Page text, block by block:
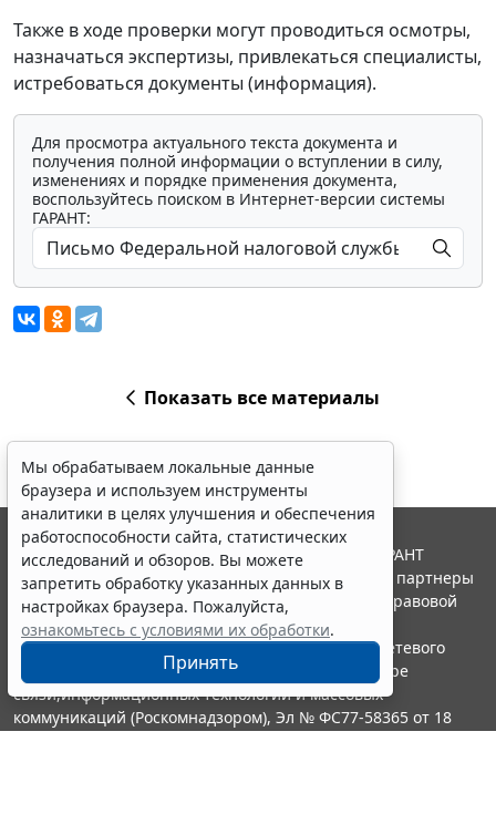
Также в ходе проверки могут проводиться осмотры,
назначаться экспертизы, привлекаться специалисты,
истребоваться документы (информация).
Для просмотра актуального текста документа и
получения полной информации о вступлении в силу,
изменениях и порядке применения документа,
воспользуйтесь поиском в Интернет-версии системы
ГАРАНТ:
Показать все материалы
Мы обрабатываем локальные данные
браузера и используем инструменты
аналитики в целях улучшения и обеспечения
работоспособности сайта, статистических
исследований и обзоров. Вы можете
запретить обработку указанных данных в
настройках браузера. Пожалуйста,
ознакомьтесь с условиями их обработки.
Принять
© ООО "НПП "ГАРАНТ-СЕРВИС", 2026. Система ГАРАНТ
выпускается с 1990 года. Компания "Гарант" и ее партнеры
являются участниками Российской ассоциации правовой
информации ГАРАНТ.
Портал ГАРАНТ.РУ зарегистрирован в качестве сетевого
издания Федеральной службой по надзору в сфере
связи,информационных технологий и массовых
коммуникаций (Роскомнадзором), Эл № ФС77-58365 от 18